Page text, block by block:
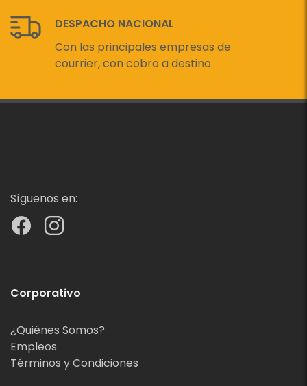
DESPACHO NACIONAL
Con las principales empresas de
courrier, con cobro a destino
Síguenos en:
Corporativo
¿Quiénes Somos?
Empleos
Términos y Condiciones